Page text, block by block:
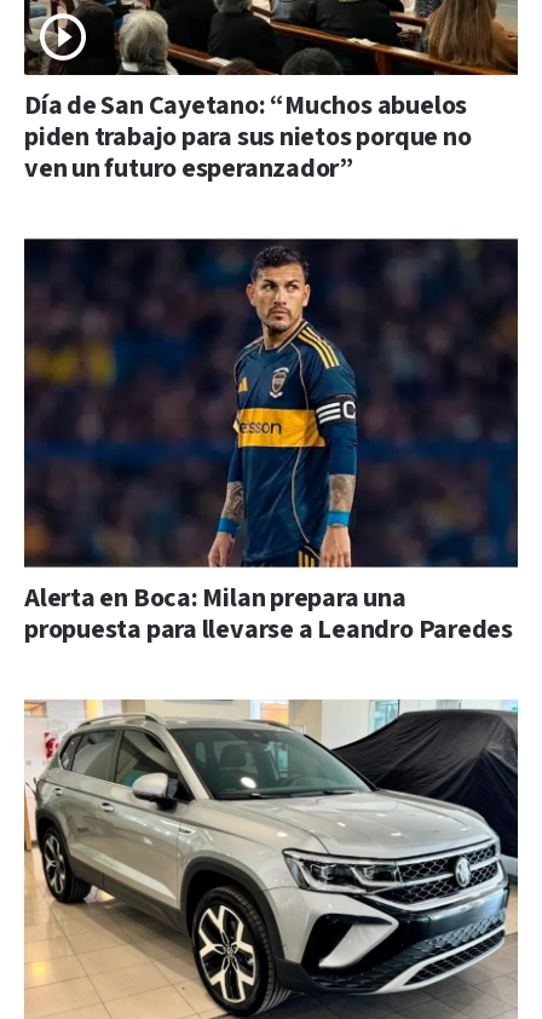
Día de San Cayetano: “Muchos abuelos
piden trabajo para sus nietos porque no
ven un futuro esperanzador”
Alerta en Boca: Milan prepara una
propuesta para llevarse a Leandro Paredes